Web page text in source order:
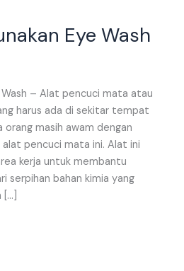
Eye Wash
Wash – Alat pencuci mata atau
harus ada di sekitar tempat
orang masih awam dengan
pencuci mata ini. Alat ini
kerja untuk membantu
serpihan bahan kimia yang